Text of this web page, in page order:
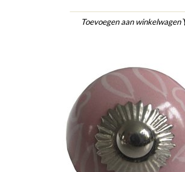
Toevoegen aan winkelwagen